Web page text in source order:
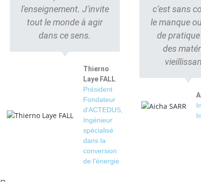
l'enseignement. J'invite
tout le monde à agir
dans ce sens.
Thierno
Laye FALL
Président
Fondateur
d'ACTEDUS,
Ingénieur
spécialisé
dans la
conversion
de l'énergie
c’est sans
le manque
de
des